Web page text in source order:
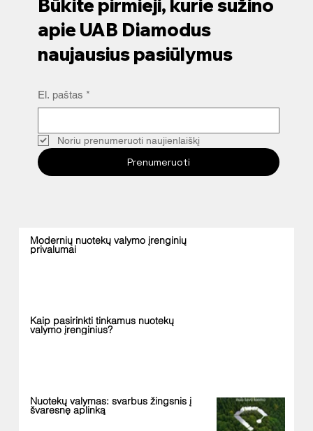
poreikius. Nuotekų valymas yra būtinas...
Būkite pirmieji, kurie sužino
apie UAB Diamodus
naujausius pasiūlymus
El. paštas *
Noriu prenumeruoti naujienlaiškį
Prenumeruoti
Modernių nuotekų valymo įrenginių
privalumai
Kaip pasirinkti tinkamus nuotekų
valymo įrenginius?
Nuotekų valymas: svarbus žingsnis į
švaresnę aplinką